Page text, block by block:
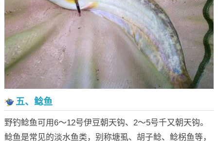
五、鲶鱼
野钓鲶鱼可用6～12号伊豆朝天钩、2～5号千又朝天钩。
鲶鱼是常见的淡水鱼类，别称塘虱、胡子鲶、鲶柺鱼等，